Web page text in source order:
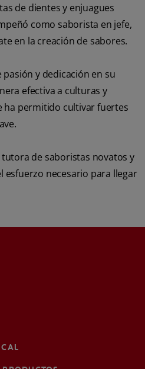
de dientes y enjuagues
como saborista en jefe,
en la creación de sabores.
y dedicación en su
efectiva a culturas y
ha permitido cultivar fuertes
de saboristas novatos y
esfuerzo necesario para llegar